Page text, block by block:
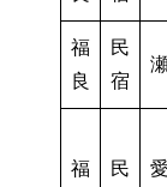
福
良
民
宿
福
民